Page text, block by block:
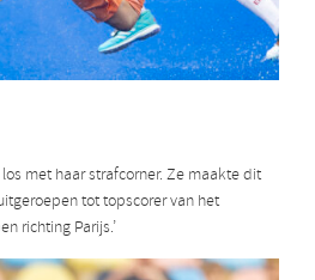
met haar strafcorner. Ze maakte dit
tot topscorer van het
richting Parijs.’